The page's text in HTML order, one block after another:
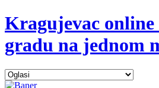
Kragujevac online
gradu na jednom